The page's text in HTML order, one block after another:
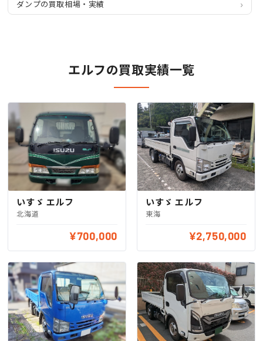
ダンプの買取相場・実績
エルフの買取実績一覧
いすゞ エルフ
北海道
¥700,000
いすゞ エルフ
東海
¥2,750,000